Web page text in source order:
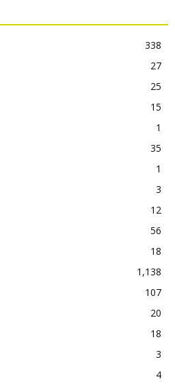
338
27
25
15
1
35
1
3
12
56
18
1,138
107
20
18
3
4